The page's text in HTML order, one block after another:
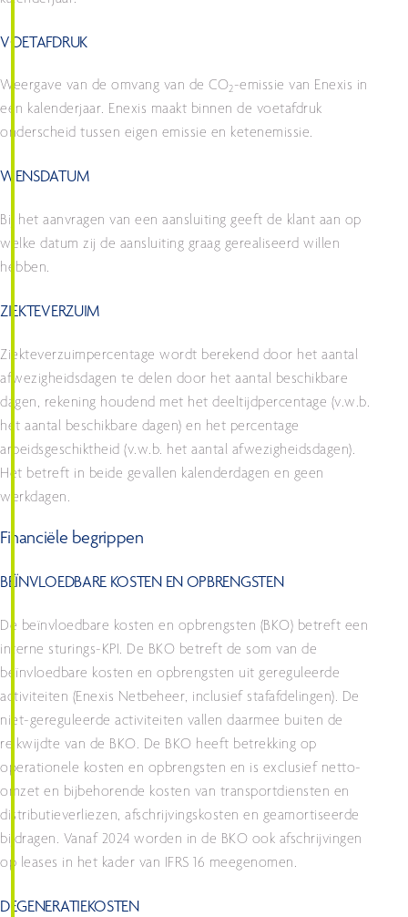
VOETAFDRUK
Weergave van de omvang van de CO2-emissie van Enexis in
een kalenderjaar. Enexis maakt binnen de voetafdruk
onderscheid tussen eigen emissie en ketenemissie.
WENSDATUM
Bij het aanvragen van een aansluiting geeft de klant aan op
welke datum zij de aansluiting graag gerealiseerd willen
hebben.
ZIEKTEVERZUIM
Ziekteverzuimpercentage wordt berekend door het aantal
afwezigheidsdagen te delen door het aantal beschikbare
dagen, rekening houdend met het deeltijdpercentage (v.w.b.
het aantal beschikbare dagen) en het percentage
arbeidsgeschiktheid (v.w.b. het aantal afwezigheidsdagen).
Het betreft in beide gevallen kalenderdagen en geen
werkdagen.
Financiële begrippen
BEÏNVLOEDBARE KOSTEN EN OPBRENGSTEN
De beïnvloedbare kosten en opbrengsten (BKO) betreft een
interne sturings-KPI. De BKO betreft de som van de
beïnvloedbare kosten en opbrengsten uit gereguleerde
activiteiten (Enexis Netbeheer, inclusief stafafdelingen). De
niet-gereguleerde activiteiten vallen daarmee buiten de
reikwijdte van de BKO. De BKO heeft betrekking op
operationele kosten en opbrengsten en is exclusief netto-
omzet en bijbehorende kosten van transportdiensten en
distributieverliezen, afschrijvingskosten en geamortiseerde
bijdragen. Vanaf 2024 worden in de BKO ook afschrijvingen
op leases in het kader van IFRS 16 meegenomen.
DEGENERATIEKOSTEN